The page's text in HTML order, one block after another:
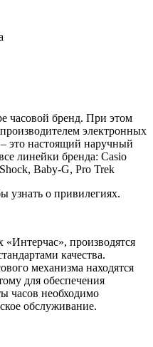
часовой бренд. При этом
электронных
это настоящий наручный
линейки бренда: Casio
Baby-G, Pro Trek
узнать о привилегиях.
производятся
качества.
механизма находятся
для обеспечения
часов необходимо
обслуживание.